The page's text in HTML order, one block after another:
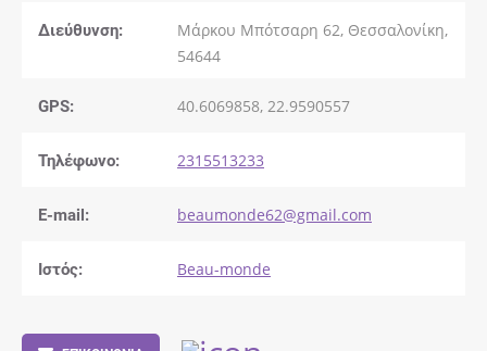
Διεύθυνση:
Μάρκου Μπότσαρη 62, Θεσσαλονίκη,
54644
GPS: 40.6069858, 22.9590557
Τηλέφωνο: 2315513233
E-mail: beaumonde62@gmail.com
Ιστός: Beau-monde